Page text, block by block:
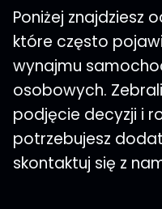
Poniżej znajdziesz
które często
wynajmu
osobowych.
podjęcie decyzji i
potrzebujesz
skontaktuj się z